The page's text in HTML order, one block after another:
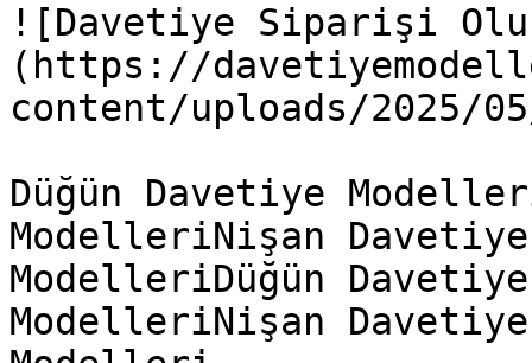
![Davetiye Siparişi
(https://
content/uploads/2025/
Düğün Davetiye
ModelleriNişan
ModelleriDüğün
ModelleriNişan